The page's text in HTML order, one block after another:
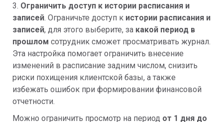
3. Ограничить доступ к истории расписания и
записей. Ограничьте доступ к истории расписания и
записей, для этого выберите, за какой период в
прошлом сотрудник сможет просматривать журнал.
Эта настройка помогает ограничить внесение
изменений в расписание задним числом, снизить
риски похищения клиентской базы, а также
избежать ошибок при формировании финансовой
отчетности.
Можно ограничить просмотр на период от 1 дня до